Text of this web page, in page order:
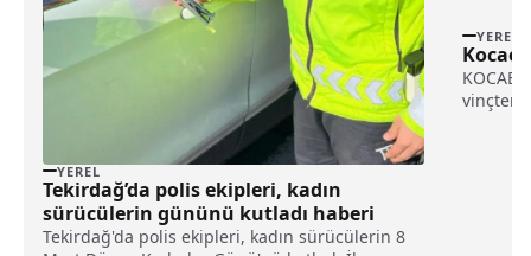
YEREL
Tekirdağ’da polis ekipleri, kadın
sürücülerin gününü kutladı haberi
Tekirdağ'da polis ekipleri, kadın sürücülerin 8
YEREL
vinçten